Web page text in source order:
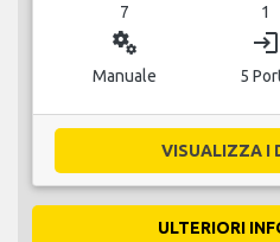
7 1
miscellaneous_services
Manuale
login
5
VISUALIZZA I
ULTERIORI